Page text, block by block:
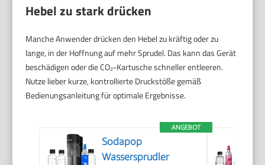
Hebel zu stark drücken
Manche Anwender drücken den Hebel zu kräftig oder zu
lange, in der Hoffnung auf mehr Sprudel. Das kann das Gerät
beschädigen oder die CO₂-Kartusche schneller entleeren.
Nutze lieber kurze, kontrollierte Druckstöße gemäß
Bedienungsanleitung für optimale Ergebnisse.
ANGEBOT
Sodapop
Wassersprudler